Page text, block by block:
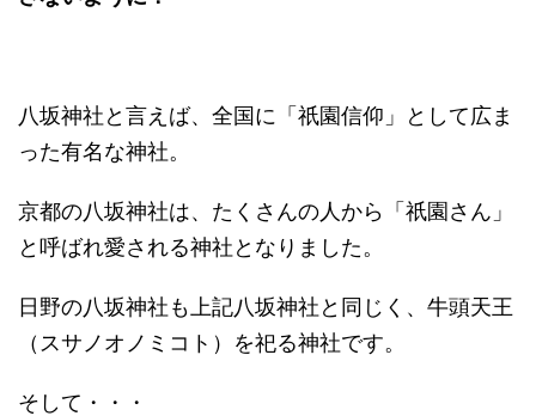
八坂神社と言えば、全国に「祇園信仰」として広ま
った有名な神社。
京都の八坂神社は、たくさんの人から「祇園さん」
と呼ばれ愛される神社となりました。
日野の八坂神社も上記八坂神社と同じく、牛頭天王
（スサノオノミコト）を祀る神社です。
そして・・・